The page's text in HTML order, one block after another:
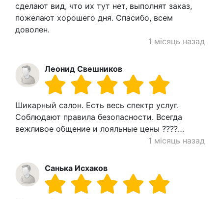
сделают вид, что их тут нет, выполнят заказ,
пожелают хорошего дня. Спасибо, всем
доволен.
1 місяць назад
Леонид Свешников
Шикарный салон. Есть весь спектр услуг.
Соблюдают правила безопасности. Всегда
вежливое общение и лояльные цены ????…
1 місяць назад
Санька Исхаков